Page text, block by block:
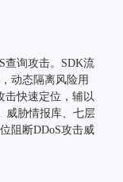
查询攻击。SDK流
动态隔离风险用
击快速定位，辅以
威胁情报库、七层
阻断DDoS攻击威